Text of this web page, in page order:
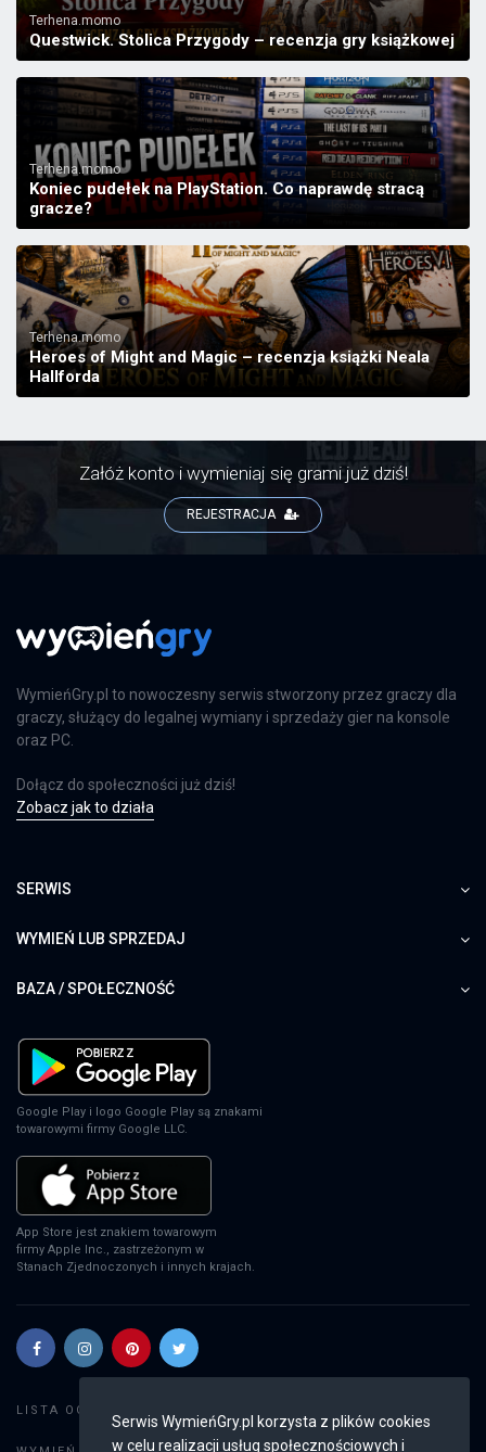
Serwis WymieńGry.pl korzysta z plików cookies
w celu realizacji usług społecznościowych i
Terhena.momo
Questwick. Stolica Przygody – recenzja gry książkowej
Terhena.momo
Koniec pudełek na PlayStation. Co naprawdę stracą
gracze?
Terhena.momo
Heroes of Might and Magic – recenzja książki Neala
Hallforda
Załóż konto i wymieniaj się grami już dziś!
REJESTRACJA
WymieńGry.pl to nowoczesny serwis stworzony przez graczy dla
graczy, służący do legalnej wymiany i sprzedaży gier na konsole
oraz PC.
Dołącz do społeczności już dziś!
Zobacz jak to działa
SERWIS
WYMIEŃ LUB SPRZEDAJ
BAZA / SPOŁECZNOŚĆ
Google Play i logo Google Play są znakami
towarowymi firmy Google LLC.
App Store jest znakiem towarowym
firmy Apple Inc., zastrzeżonym w
Stanach Zjednoczonych i innych krajach.
LISTA OGŁOSZEŃ: